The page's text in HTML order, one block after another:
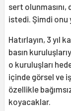
sert olunmasını,
istedi. Şimdi onu
Hatırlayın, 3 yıl
basın
o kuruluşları
içinde görsel ve
özellikle
koyacaklar.